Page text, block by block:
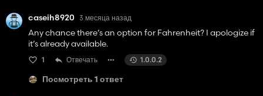
caseih8920 3 месяца назад
Any chance there’s an option for Fahrenheit? I apologize if
it’s already available.
1 Отвечать 1.0.0.2
Посмотреть 1 ответ